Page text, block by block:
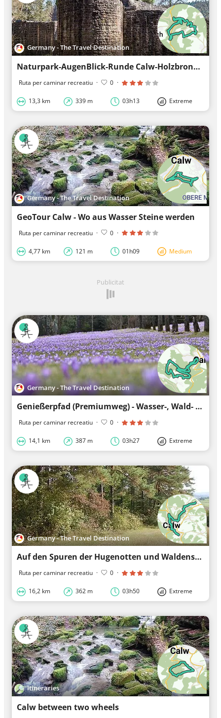
Germany - The Travel Destination
Naturpark-AugenBlick-Runde Calw-Holzbronn
Ruta per caminar recreatiu · 0 ·
13,3 km 339 m 03h13 Extreme
Germany - The Travel Destination
GeoTour Calw - Wo aus Wasser Steine werden
Ruta per caminar recreatiu · 0 ·
4,77 km 121 m 01h09 Medium
Publicitat
Germany - The Travel Destination
Genießerpfad (Premiumweg) - Wasser-, Wald- und Wiesenpfad Calw - Bad Teinach-Zavelstein
Ruta per caminar recreatiu · 0 ·
14,1 km 387 m 03h27 Extreme
Germany - The Travel Destination
Auf den Spuren der Hugenotten und Waldenser
Ruta per caminar recreatiu · 0 ·
16,2 km 362 m 03h50 Extreme
Itineraries
Calw between two wheels